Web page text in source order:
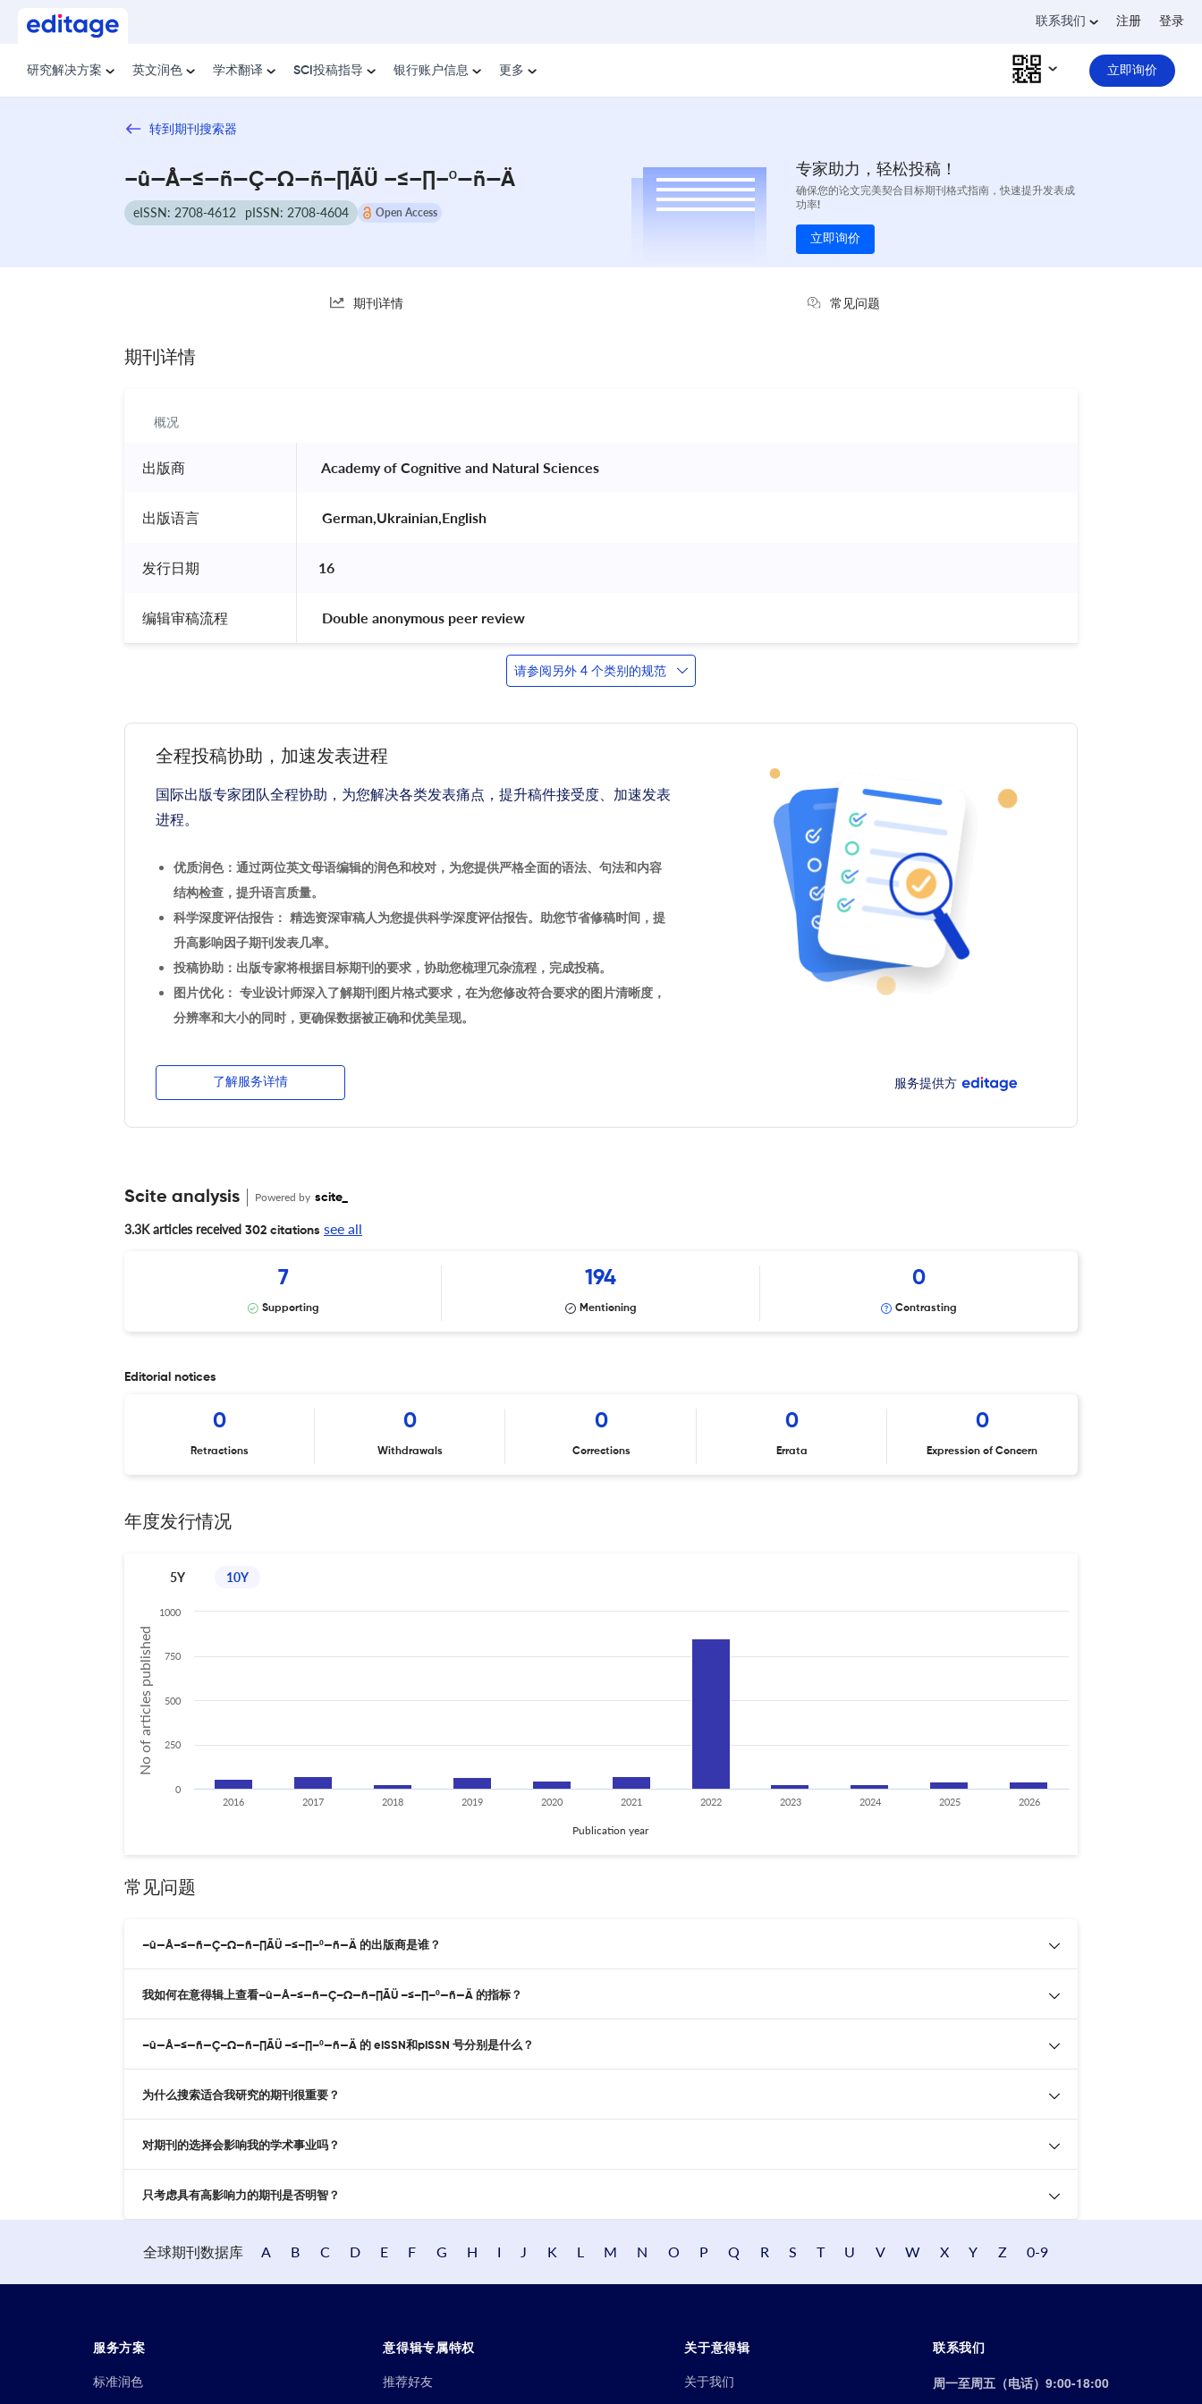
联系我们 注册 登录
研究解决方案 英文润色 学术翻译 SCI投稿指导 银行账户信息 更多 立即询价
转到期刊搜索器
–û—Å–≤—ñ—Ç–Ω—ñ–∏ÃÜ –≤–∏–º—ñ—Ä
eISSN: 2708-4612 pISSN: 2708-4604 Open Access
专家助力，轻松投稿！
确保您的论文完美契合目标期刊格式指南，快速提升发表成
功率!
立即询价
期刊详情 常见问题
期刊详情
概况
出版商 Academy of Cognitive and Natural Sciences
出版语言 German,Ukrainian,English
发行日期 16
编辑审稿流程 Double anonymous peer review
请参阅另外 4 个类别的规范
全程投稿协助，加速发表进程
国际出版专家团队全程协助，为您解决各类发表痛点，提升稿件接受度、加速发表
进程。
优质润色：通过两位英文母语编辑的润色和校对，为您提供严格全面的语法、句法和内容
结构检查，提升语言质量。
科学深度评估报告： 精选资深审稿人为您提供科学深度评估报告。助您节省修稿时间，提
升高影响因子期刊发表几率。
投稿协助：出版专家将根据目标期刊的要求，协助您梳理冗杂流程，完成投稿。
图片优化： 专业设计师深入了解期刊图片格式要求，在为您修改符合要求的图片清晰度，
分辨率和大小的同时，更确保数据被正确和优美呈现。
了解服务详情 服务提供方
Scite analysis Powered by scite_
3.3K articles received 302 citations see all
7
Supporting
194
Mentioning
0
Contrasting
Editorial notices
0
Retractions
0
Withdrawals
0
Corrections
0
Errata
0
Expression of Concern
年度发行情况
5Y 10Y
No of articles published
Publication year
2016 2017 2018 2019 2020 2021 2022 2023 2024 2025 2026
0
250
500
750
1000
常见问题
–û—Å–≤—ñ—Ç–Ω—ñ–∏ÃÜ –≤–∏–º—ñ—Ä 的出版商是谁？
我如何在意得辑上查看–û—Å–≤—ñ—Ç–Ω—ñ–∏ÃÜ –≤–∏–º—ñ—Ä 的指标？
–û—Å–≤—ñ—Ç–Ω—ñ–∏ÃÜ –≤–∏–º—ñ—Ä 的 eISSN和pISSN 号分别是什么？
为什么搜索适合我研究的期刊很重要？
对期刊的选择会影响我的学术事业吗？
只考虑具有高影响力的期刊是否明智？
全球期刊数据库 A B C D E F G H I J K L M N O P Q R S T U V W X Y Z 0-9